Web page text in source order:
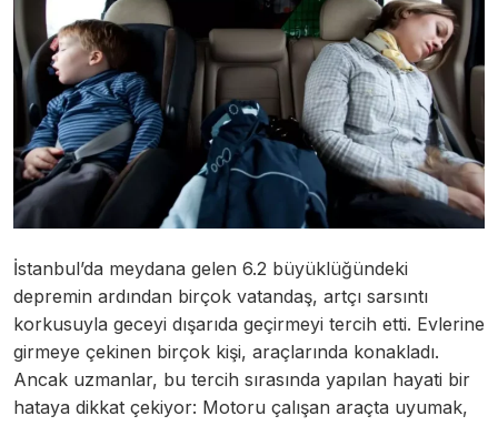
İstanbul’da meydana gelen 6.2 büyüklüğündeki
depremin ardından birçok vatandaş, artçı sarsıntı
korkusuyla geceyi dışarıda geçirmeyi tercih etti. Evlerine
girmeye çekinen birçok kişi, araçlarında konakladı.
Ancak uzmanlar, bu tercih sırasında yapılan hayati bir
hataya dikkat çekiyor: Motoru çalışan araçta uyumak,